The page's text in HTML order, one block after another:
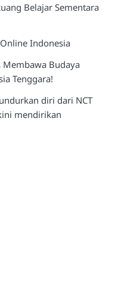
Belajar Sementara
Indonesia
Membawa Budaya
Tenggara!
diri dari NCT
mendirikan